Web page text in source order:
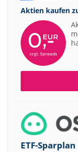
Aktien kaufen
ETF-Sparplan